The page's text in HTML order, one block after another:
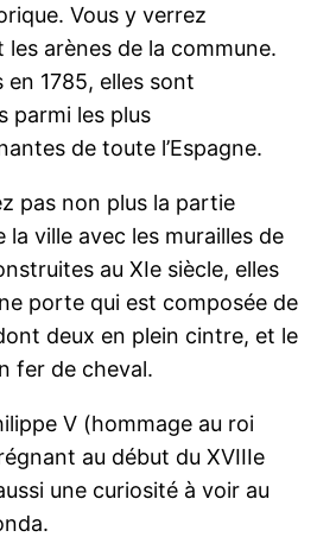
Vous y verrez
arènes de la commune.
en 1785, elles sont
parmi les plus
de toute l’Espagne.
pas non plus la partie
la ville avec les murailles de
au XIe siècle, elles
porte qui est composée de
deux en plein cintre, et le
fer de cheval.
V (hommage au roi
au début du XVIIIe
une curiosité à voir au